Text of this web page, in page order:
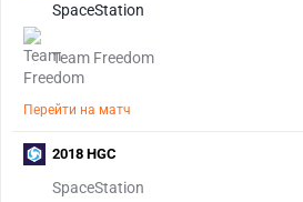
SpaceStation
Team Freedom
Перейти на матч
SpaceStation
2018 HGC